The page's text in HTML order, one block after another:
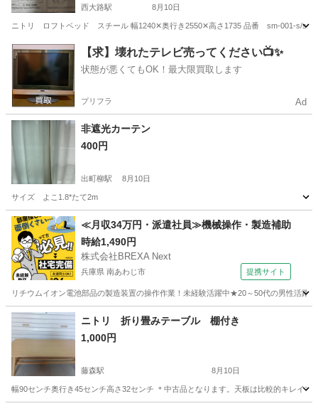
西大路駅 8月10日
ニトリ ロフトベッド スチール 幅1240✕奥行き2550✕高さ1735 品番 sm-001-s/sd
京都 京都市 西大路駅 ベッド ニトリ
【求】壊れたテレビ売ってください📺✨
状態が悪くてもOK！最大限買取します
プリフラ Ad
非遮光カーテン
400円
出町柳駅 8月10日
サイズ よこ1.8*たて2m
京都 京都市 出町柳駅 カーテン、ブラインド カーテン
≪月収34万円・派遣社員≫機械操作・製造補助
時給1,490円
株式会社BREXA Next
兵庫県 南あわじ市 提携サイト
リチウムイオン電池部品の製造装置の操作作業！未経験活躍中★20～50代の男性活
兵庫 南あわじ市 その他
ニトリ 折り畳みテーブル 棚付き
1,000円
藤森駅 8月10日
幅90センチ奥行き45センチ高さ32センチ ＊中古品となります。天板は比較的キレイで